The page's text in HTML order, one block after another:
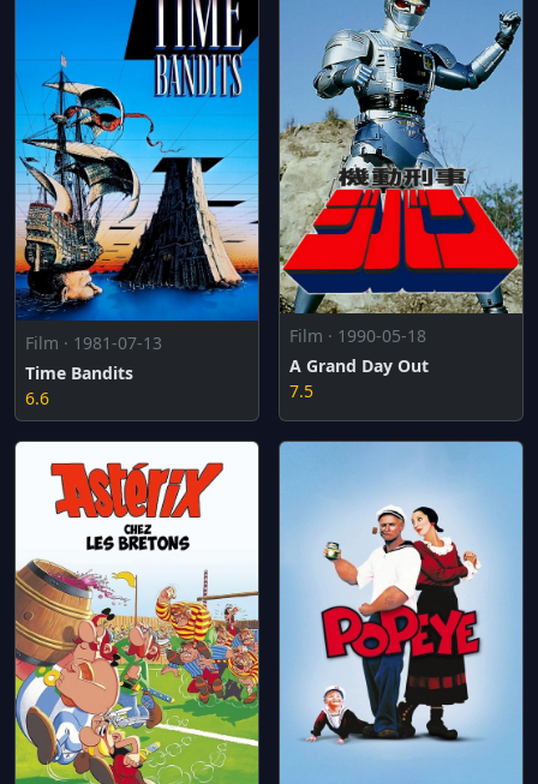
Film · 1981-07-13
Time Bandits
6.6
Film · 1990-05-18
A Grand Day Out
7.5